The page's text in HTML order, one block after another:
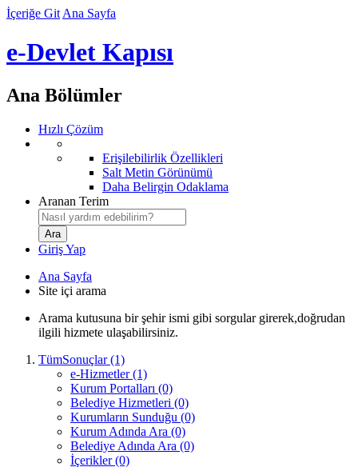
İçeriğe Git Ana Sayfa
e-Devlet Kapısı
Ana Bölümler
Hızlı Çözüm
Erişilebilirlik Özellikleri
Salt Metin Görünümü
Daha Belirgin Odaklama
Aranan Terim
Giriş Yap
Ana Sayfa
Site içi arama
Arama kutusuna bir şehir ismi gibi sorgular girerek,doğrudan
ilgili hizmete ulaşabilirsiniz.
TümSonuçlar (1)
e-Hizmetler (1)
Kurum Portalları (0)
Belediye Hizmetleri (0)
Kurumların Sunduğu (0)
Kurum Adında Ara (0)
Belediye Adında Ara (0)
İçerikler (0)